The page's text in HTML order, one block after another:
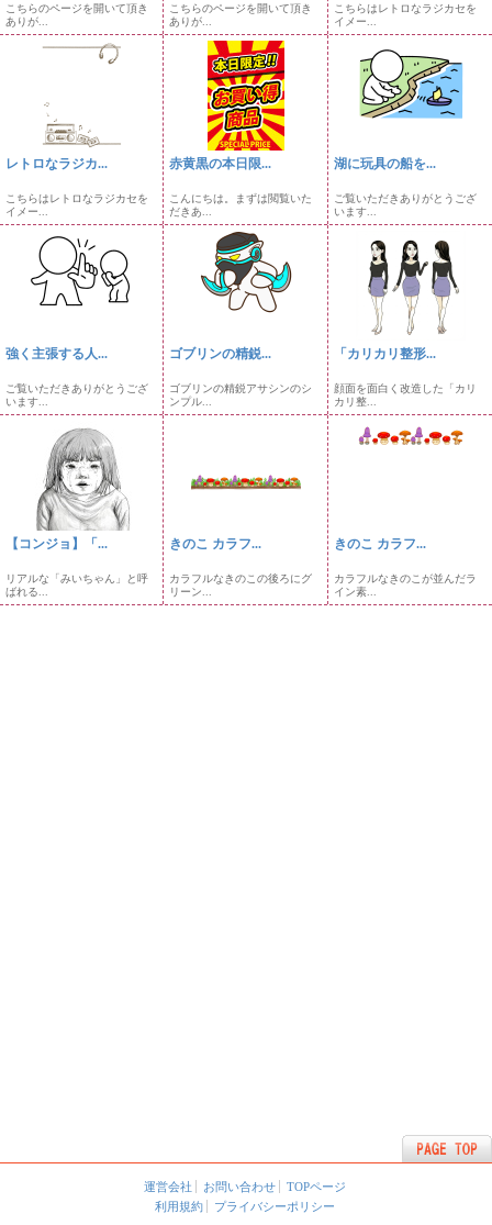
こちらのページを開いて頂き
ありが...
こちらのページを開いて頂き
ありが...
こちらはレトロなラジカセを
イメー...
レトロなラジカ...
こちらはレトロなラジカセを
イメー...
赤黄黒の本日限...
こんにちは。まずは閲覧いた
だきあ...
湖に玩具の船を...
ご覧いただきありがとうござ
います...
強く主張する人...
ご覧いただきありがとうござ
います...
ゴブリンの精鋭...
ゴブリンの精鋭アサシンのシ
ンプル...
「カリカリ整形...
顔面を面白く改造した「カリ
カリ整...
【コンジョ】「...
リアルな「みいちゃん」と呼
ばれる...
きのこ カラフ...
カラフルなきのこの後ろにグ
リーン...
きのこ カラフ...
カラフルなきのこが並んだラ
イン素...
運営会社 お問い合わせ
TOPページ
利用規約
プライバシーポリシー